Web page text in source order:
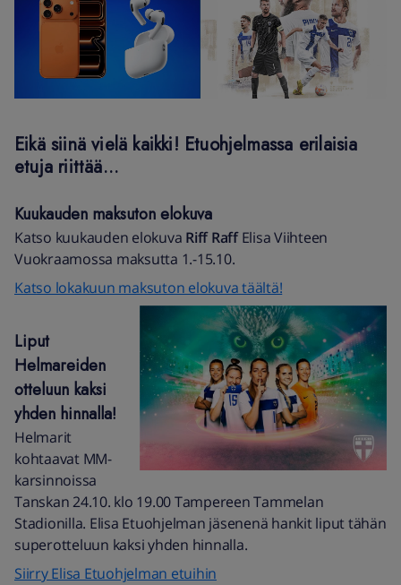
Eikä siinä vielä kaikki! Etuohjelmassa erilaisia
etuja riittää...
Kuukauden maksuton elokuva
Katso kuukauden elokuva Riff RaffElisa Viihteen
Vuokraamossa maksutta 1.-15.10.
Katso lokakuun maksuton elokuva täältä!
Liput
Helmareiden
otteluun kaksi
yhden hinnalla!
Helmarit
kohtaavat MM-
karsinnoissa
Tanskan 24.10. klo 19.00 Tampereen Tammelan
Stadionilla. Elisa Etuohjelman jäsenenä hankit liput tähän
superotteluun kaksi yhden hinnalla.
Siirry Elisa Etuohjelman etuihin